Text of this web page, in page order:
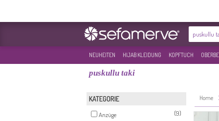
NEUHEITEN HIJAB KLEIDUNG KOPFTUCH
puskullu taki
KATEGORIE
Anzüge (9)
Home